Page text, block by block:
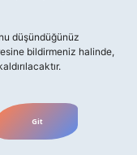
düşündüğünüz
bildirmeniz halinde,